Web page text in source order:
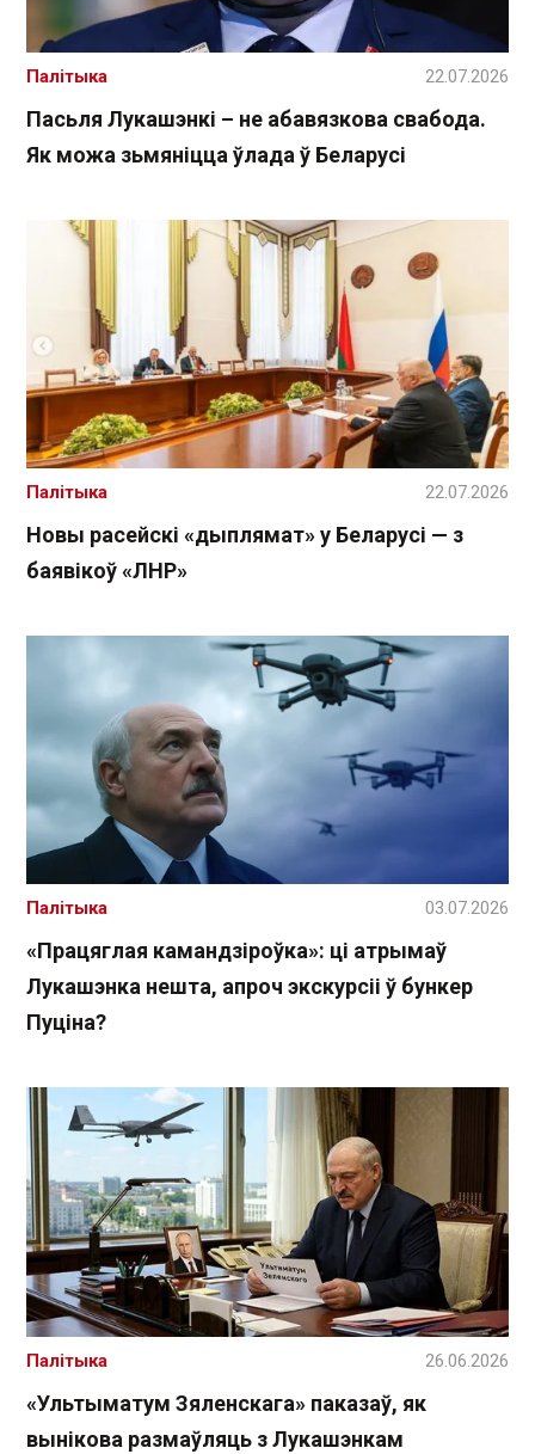
Пасьля Лукашэнкі – не абавязкова свабода.
Як можа зьмяніцца ўлада ў Беларусі
Палітыка 22.07.2026
Новы расейскі «дыплямат» у Беларусі — з
баявікоў «ЛНР»
Палітыка 22.07.2026
«Працяглая камандзіроўка»: ці атрымаў
Лукашэнка нешта, апроч экскурсіі ў бункер
Пуціна?
Палітыка 03.07.2026
«Ультыматум Зяленскага» паказаў, як
вынікова размаўляць з Лукашэнкам
Палітыка 26.06.2026